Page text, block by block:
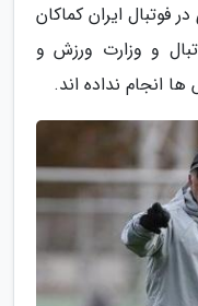
فوتبال ایران کماکان
و وزارت ورزش و
انجام نداده اند.